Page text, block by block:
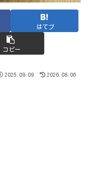
はてブ
コピー
2025.09.09 2026.08.06